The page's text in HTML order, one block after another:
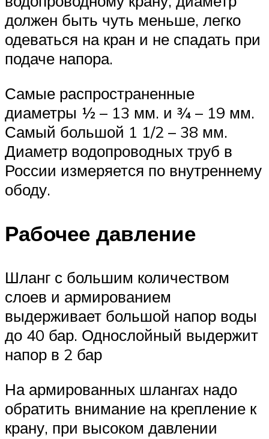
должен быть чуть меньше, легко
одеваться на кран и не спадать при
подаче напора.
Самые распространенные
диаметры ½ – 13 мм. и ¾ – 19 мм.
Самый большой 1 1/2 – 38 мм.
Диаметр водопроводных труб в
России измеряется по внутреннему
ободу.
Рабочее давление
Шланг с большим количеством
слоев и армированием
выдерживает большой напор воды
до 40 бар. Однослойный выдержит
напор в 2 бар
На армированных шлангах надо
обратить внимание на крепление к
крану, при высоком давлении